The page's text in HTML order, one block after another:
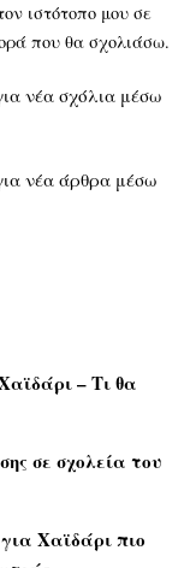
ιστότοπο μου σε
που θα σχολιάσω.
νέα σχόλια μέσω
νέα άρθρα μέσω
– Τι θα
σε σχολεία του
Χαϊδάρι πιο